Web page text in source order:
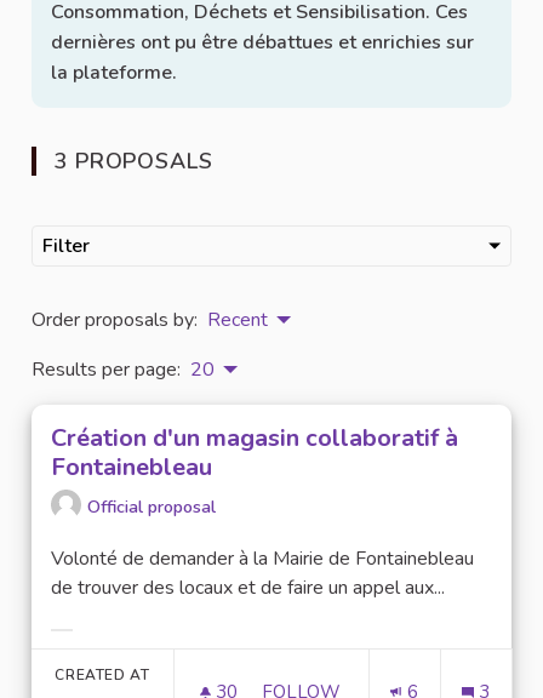
Consommation, Déchets et Sensibilisation. Ces
dernières ont pu être débattues et enrichies sur
la plateforme.
3 PROPOSALS
Filter
Order proposals by: Recent
Results per page: 20
Création d'un magasin collaboratif à
Fontainebleau
Official proposal
Volonté de demander à la Mairie de Fontainebleau
de trouver des locaux et de faire un appel aux...
CREATED AT
30 30 FOLLOWERS
FOLLOW 6 3